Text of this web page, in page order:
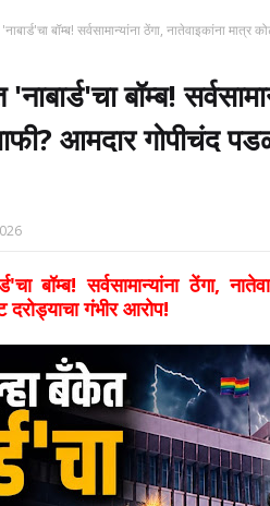
बॉम्ब! सर्वसामान्यांना ठेंगा, नातेवाइकांना
बॉम्ब!
आमदार गोपीचंद
बॉम्ब! सर्वसामान्यांना ठेंगा,
गंभीर आरोप!